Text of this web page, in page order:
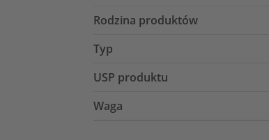
Rodzina produktów
Typ
USP produktu
Waga